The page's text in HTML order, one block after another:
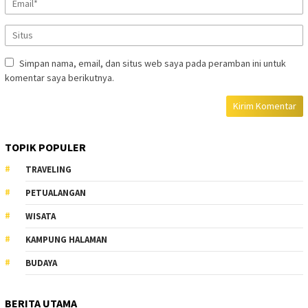
Simpan nama, email, dan situs web saya pada peramban ini untuk
komentar saya berikutnya.
TOPIK POPULER
TRAVELING
PETUALANGAN
WISATA
KAMPUNG HALAMAN
BUDAYA
BERITA UTAMA